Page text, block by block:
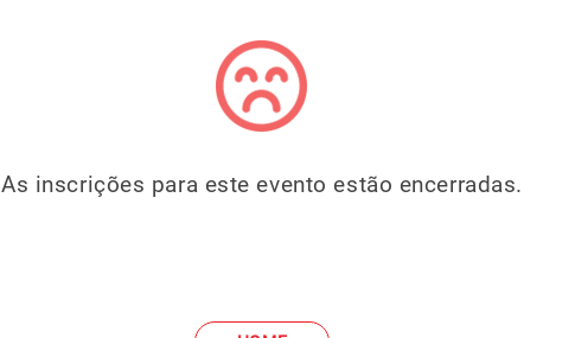
As inscrições para este evento estão encerradas.